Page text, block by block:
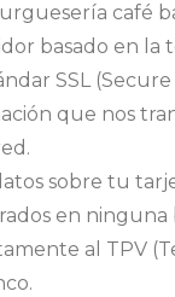
café
basado en la
SSL
que nos
sobre tu
en ninguna
al TPV